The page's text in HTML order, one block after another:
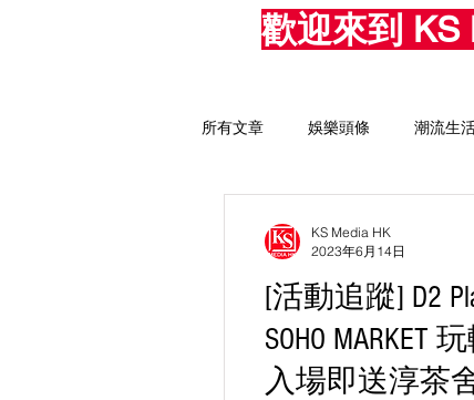
歡迎來到 KS
所有文章 娛樂頭條 潮流生
[活動追蹤] D2
SOHO
入場即送淳茶
KS Media HK
2023年6月14日